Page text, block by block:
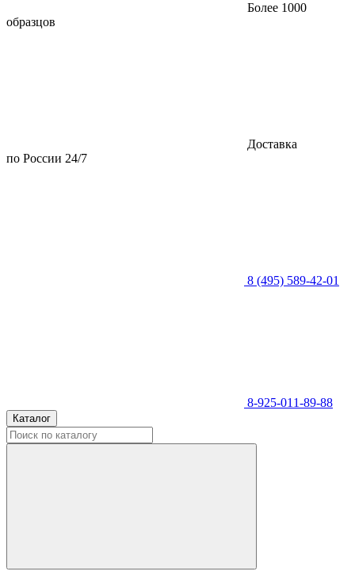
Более 1000
образцов
Доставка
по России 24/7
8 (495) 589-42-01
8-925-011-89-88
Каталог